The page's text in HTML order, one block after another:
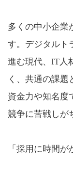
多くの中小企業
す。デジタルト
進む現代、IT人
く、共通の課題
資金力や知名度
競争に苦戦しが
「採用に時間